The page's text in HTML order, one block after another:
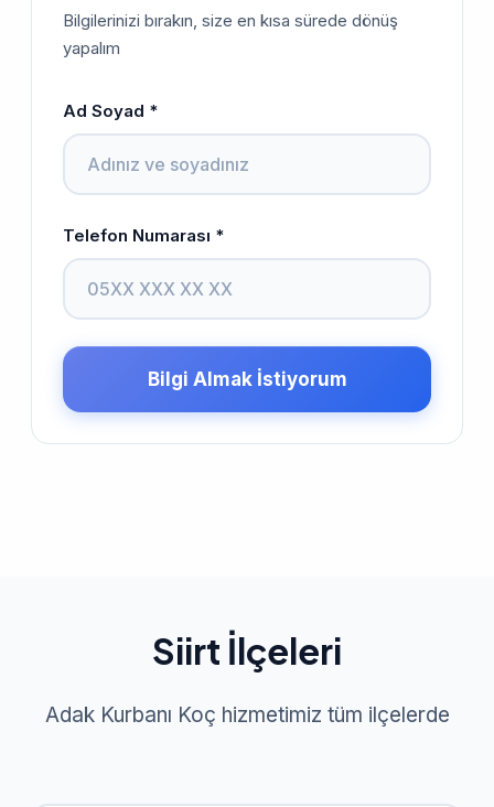
Bilgilerinizi bırakın, size en kısa sürede dönüş
yapalım
Ad Soyad *
Telefon Numarası *
Bilgi Almak İstiyorum
Siirt İlçeleri
Adak Kurbanı Koç hizmetimiz tüm ilçelerde